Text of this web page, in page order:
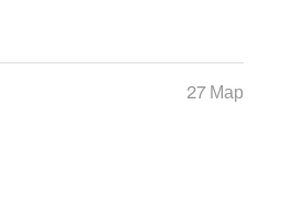
27 Мар